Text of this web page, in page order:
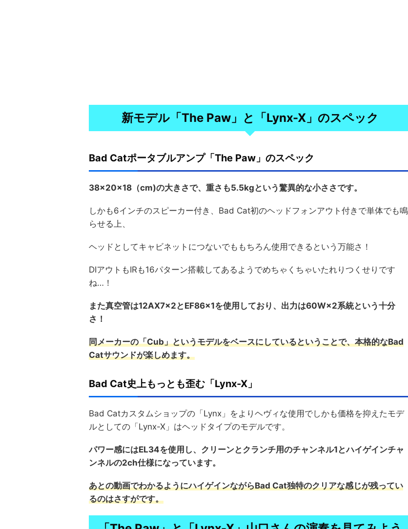
新モデル「The Paw」と「Lynx-X」のスペック
Bad Catポータブルアンプ「The Paw」のスペック
38×20×18（cm)の大きさで、重さも5.5kgという驚異的な小ささです。
しかも6インチのスピーカー付き、Bad Cat初のヘッドフォンアウト付きで単体でも鳴
らせる上、
ヘッドとしてキャビネットにつないでももちろん使用できるという万能さ！
DIアウトもIRも16パターン搭載してあるようでめちゃくちゃいたれりつくせりです
ね…！
また真空管は12AX7×2とEF86×1を使用しており、出力は60W×2系統という十分
さ！
同メーカーの「Cub」というモデルをベースにしているということで、本格的なBad
Catサウンドが楽しめます。
Bad Cat史上もっとも歪む「Lynx-X」
Bad Catカスタムショップの「Lynx」をよりヘヴィな使用でしかも価格を抑えたモデ
ルとしての「Lynx-X」はヘッドタイプのモデルです。
パワー感にはEL34を使用し、クリーンとクランチ用のチャンネル1とハイゲインチャ
ンネルの2ch仕様になっています。
あとの動画でわかるようにハイゲインながらBad Cat独特のクリアな感じが残ってい
るのはさすがです。